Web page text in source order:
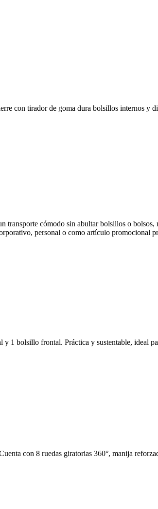
con tirador de goma dura bolsillos internos y
cómodo sin abultar bolsillos o
personal o como artículo promocional
1 bolsillo frontal. Práctica y sustentable, ideal
con 8 ruedas giratorias 360°, manija